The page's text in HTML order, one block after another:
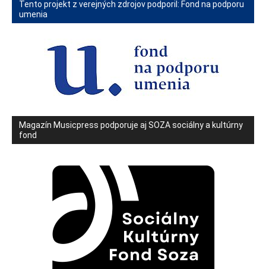
Tento projekt z verejných zdrojov podporil: Fond na podporu
umenia
Magazín Musicpress podporuje aj SOZA sociálny a kultúrny
fond